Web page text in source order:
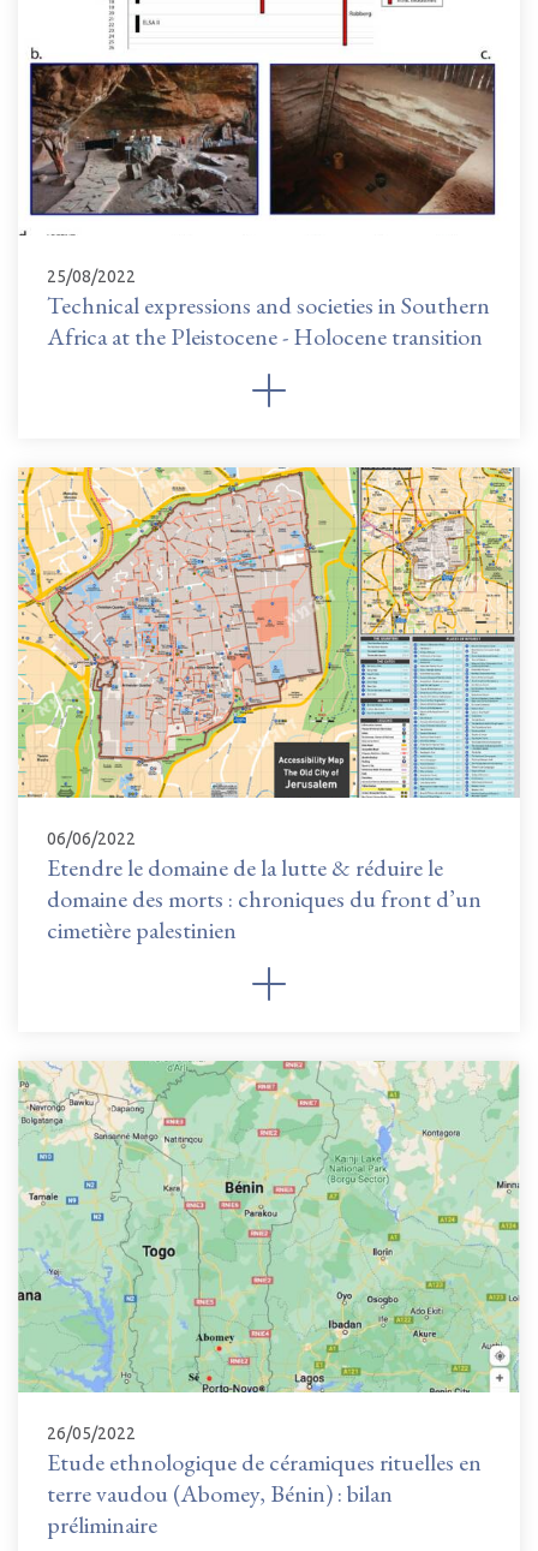
25/08/2022
Technical expressions and societies in Southern
Africa at the Pleistocene - Holocene transition
06/06/2022
Etendre le domaine de la lutte & réduire le
domaine des morts : chroniques du front d’un
cimetière palestinien
26/05/2022
Etude ethnologique de céramiques rituelles en
terre vaudou (Abomey, Bénin) : bilan
préliminaire